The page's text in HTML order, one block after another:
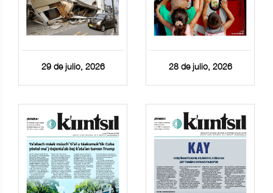
29 de julio, 2026 28 de julio, 2026